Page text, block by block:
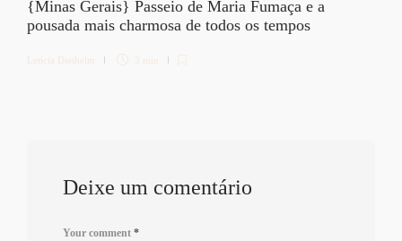
{Minas Gerais} Passeio de Maria Fumaça e a
pousada mais charmosa de todos os tempos
Letícia Diethelm 3 min
Deixe um comentário
Your comment *